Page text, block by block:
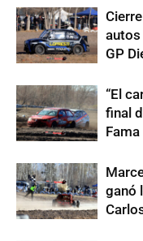
autos
GP
“El
final
ganó